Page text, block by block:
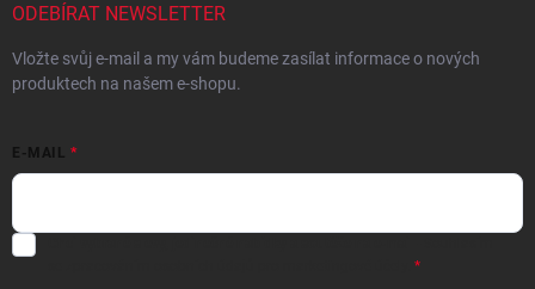
ODEBÍRAT NEWSLETTER
Vložte svůj e-mail a my vám budeme zasílat informace o nových
produktech na našem e-shopu.
E-MAIL